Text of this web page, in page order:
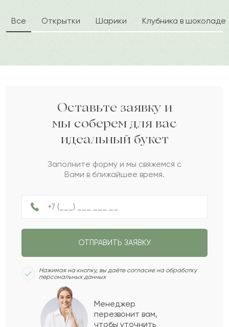
Б 2022-03-31
Бакытбек
Ф 2022-03-30
Фома
2022-02-20
Ойрат
Аужа
Манар
Н Николай
Мария
Показать еще
Все Открытки Шарики Клубника в шоколаде
Оставьте заявку и
мы соберем для вас
идеальный букет
Заполните форму и мы свяжемся с
Вами в ближайшее время.
ОТПРАВИТЬ ЗАЯВКУ
Нажимая на кнопку, вы даёте согласие на обработку
персональных данных
Менеджер
перезвонит вам,
чтобы уточнить